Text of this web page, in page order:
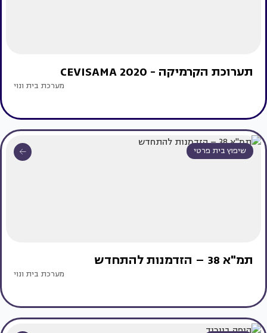
תערוכת הקרמיקה - CEVISAMA 2020
מערכת בית ונוי
שיפוץ בית פרטי
תמ"א 38 – הזדמנות להתחדש
מערכת בית ונוי